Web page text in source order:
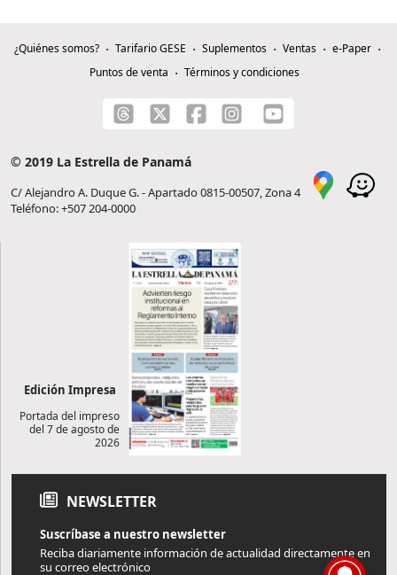
¿Quiénes somos? Tarifario GESE Suplementos Ventas
e-Paper
Puntos de venta
Términos y condiciones
© 2019 La Estrella de Panamá
C/ Alejandro A. Duque G. - Apartado 0815-00507, Zona 4
Teléfono: +507 204-0000
Edición Impresa
Portada del impreso
del 7 de agosto de
2026
NEWSLETTER
Suscríbase a nuestro newsletter
Reciba diariamente información de actualidad directamente en
su correo electrónico